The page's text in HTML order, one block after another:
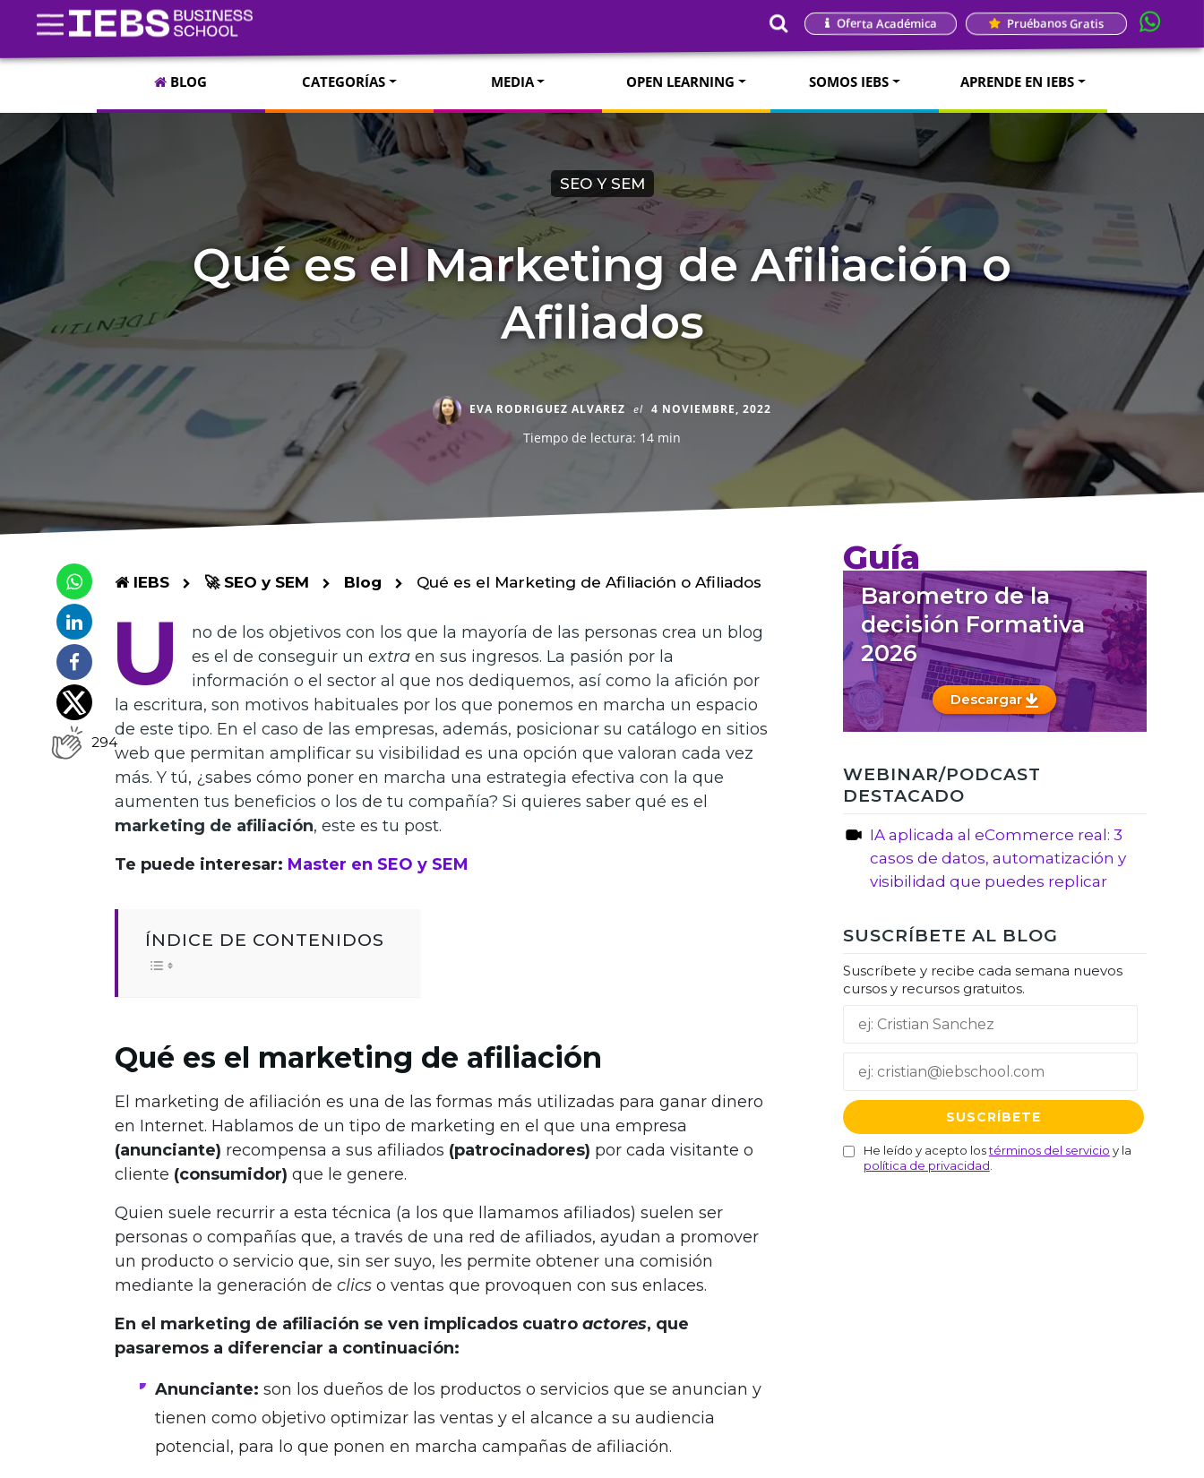
Oferta Académica Pruébanos Gratis
BLOG CATEGORÍAS MEDIA OPEN LEARNING SOMOS IEBS APRENDE EN IEBS
SEO Y SEM
Qué es el Marketing de Afiliación o
Afiliados
EVA RODRIGUEZ ALVAREZ el 4 NOVIEMBRE, 2022
Tiempo de lectura: 14 min
294
IEBS 🚀 SEO y SEM Blog Qué es el Marketing de Afiliación o Afiliados
U
no de los objetivos con los que la mayoría de las personas crea un blog
es el de conseguir un extra en sus ingresos. La pasión por la
información o el sector al que nos dediquemos, así como la afición por
la escritura, son motivos habituales por los que ponemos en marcha un espacio
de este tipo. En el caso de las empresas, además, posicionar su catálogo en sitios
web que permitan amplificar su visibilidad es una opción que valoran cada vez
más. Y tú, ¿sabes cómo poner en marcha una estrategia efectiva con la que
aumenten tus beneficios o los de tu compañía? Si quieres saber qué es el
marketing de afiliación, este es tu post.
Te puede interesar: Master en SEO y SEM
ÍNDICE DE CONTENIDOS
Qué es el marketing de afiliación
El marketing de afiliación es una de las formas más utilizadas para ganar dinero
en Internet. Hablamos de un tipo de marketing en el que una empresa
(anunciante) recompensa a sus afiliados (patrocinadores) por cada visitante o
cliente (consumidor) que le genere.
Quien suele recurrir a esta técnica (a los que llamamos afiliados) suelen ser
personas o compañías que, a través de una red de afiliados, ayudan a promover
un producto o servicio que, sin ser suyo, les permite obtener una comisión
mediante la generación de clics o ventas que provoquen con sus enlaces.
En el marketing de afiliación se ven implicados cuatro actores, que
pasaremos a diferenciar a continuación:
Anunciante: son los dueños de los productos o servicios que se anuncian y
tienen como objetivo optimizar las ventas y el alcance a su audiencia
potencial, para lo que ponen en marcha campañas de afiliación.
Guía
Barometro de la
decisión Formativa
2026
Descargar
WEBINAR/PODCAST
DESTACADO
IA aplicada al eCommerce real: 3
casos de datos, automatización y
visibilidad que puedes replicar
SUSCRÍBETE AL BLOG
Suscríbete y recibe cada semana nuevos
cursos y recursos gratuitos.
He leído y acepto lostérminos del servicio y la
política de privacidad